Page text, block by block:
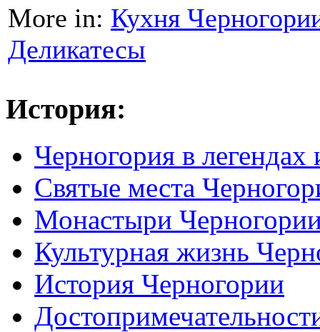
More in: Кухня
Деликатесы
История:
Черногория в легендах
Святые места
Монастыри
Культурная жизнь
История Черногории